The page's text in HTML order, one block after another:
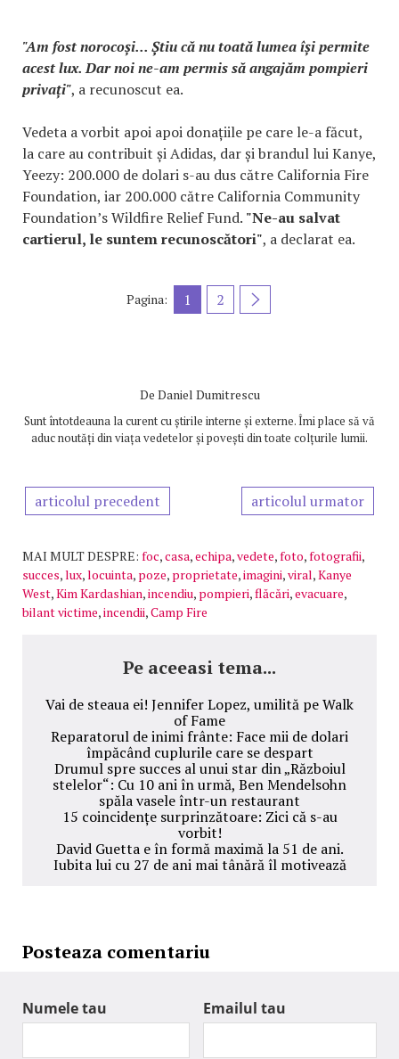
"Am fost norocoși... Știu că nu toată lumea își permite
acest lux. Dar noi ne-am permis să angajăm pompieri
privați", a recunoscut ea.
Vedeta a vorbit apoi apoi donațiile pe care le-a făcut,
la care au contribuit și Adidas, dar și brandul lui Kanye,
Yeezy: 200.000 de dolari s-au dus către California Fire
Foundation, iar 200.000 către California Community
Foundation’s Wildfire Relief Fund. "Ne-au salvat
cartierul, le suntem recunoscători", a declarat ea.
Pagina: 1 2
De Daniel Dumitrescu
Sunt întotdeauna la curent cu știrile interne și externe. Îmi place să vă
aduc noutăți din viața vedetelor și povești din toate colțurile lumii.
articolul precedent articolul urmator
MAI MULT DESPRE: foc,casa,echipa,vedete,foto,fotografii,
succes,lux,locuinta, poze, proprietate,imagini,viral,Kanye
West,Kim Kardashian,incendiu, pompieri,flăcări,evacuare,
bilant victime,incendii,Camp Fire
Pe aceeasi tema...
Vai de steaua ei! Jennifer Lopez, umilită pe Walk
of Fame
Reparatorul de inimi frânte: Face mii de dolari
împăcând cuplurile care se despart
Drumul spre succes al unui star din „Războiul
stelelor“: Cu 10 ani în urmă, Ben Mendelsohn
spăla vasele într-un restaurant
15 coincidențe surprinzătoare: Zici că s-au
vorbit!
David Guetta e în formă maximă la 51 de ani.
Iubita lui cu 27 de ani mai tânără îl motivează
Posteaza comentariu
Numele tau Emailul tau